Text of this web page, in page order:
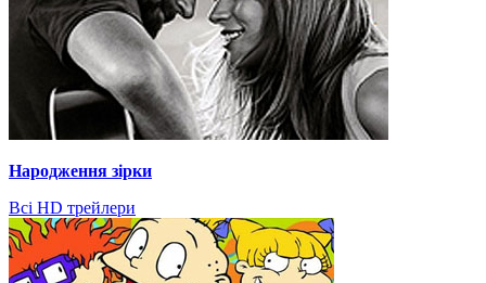
Народження зірки
Всі HD трейлери